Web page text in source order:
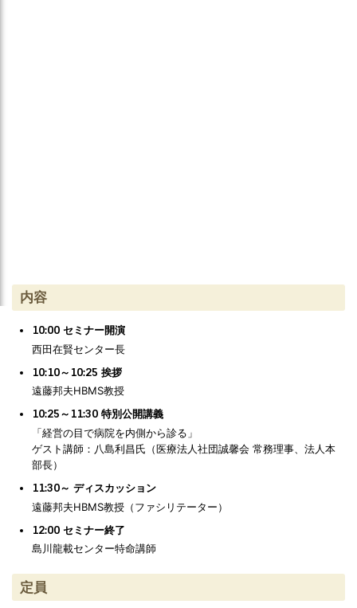
内容
10:00 セミナー開演
西田在賢センター長
10:10～10:25 挨拶
遠藤邦夫HBMS教授
10:25～11:30 特別公開講義
「経営の目で病院を内側から診る」
ゲスト講師：八島利昌氏（医療法人社団誠馨会 常務理事、法人本
部長）
11:30～ ディスカッション
遠藤邦夫HBMS教授（ファシリテーター）
12:00 セミナー終了
島川龍載センター特命講師
定員